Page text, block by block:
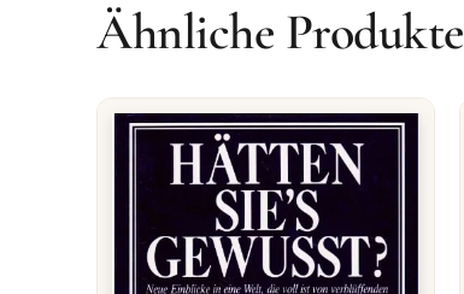
Ähnliche Produkte